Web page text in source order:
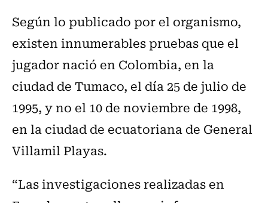
Según lo publicado por el organismo,
existen innumerables pruebas que el
jugador nació en Colombia, en la
ciudad de Tumaco, el día 25 de julio de
1995, y no el 10 de noviembre de 1998,
en la ciudad de ecuatoriana de General
Villamil Playas.
“Las investigaciones realizadas en